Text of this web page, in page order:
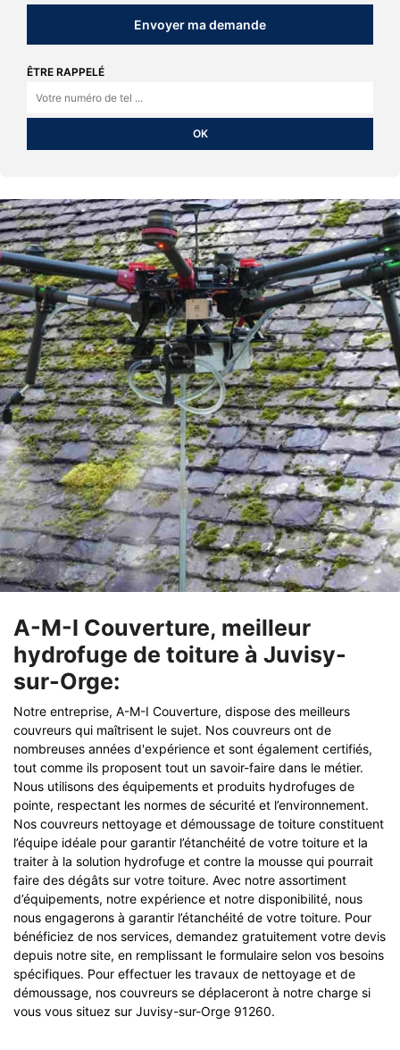
ÊTRE RAPPELÉ
A-M-I Couverture, meilleur
hydrofuge de toiture à Juvisy-
sur-Orge:
Notre entreprise, A-M-I Couverture, dispose des meilleurs
couvreurs qui maîtrisent le sujet. Nos couvreurs ont de
nombreuses années d'expérience et sont également certifiés,
tout comme ils proposent tout un savoir-faire dans le métier.
Nous utilisons des équipements et produits hydrofuges de
pointe, respectant les normes de sécurité et l’environnement.
Nos couvreurs nettoyage et démoussage de toiture constituent
l’équipe idéale pour garantir l’étanchéité de votre toiture et la
traiter à la solution hydrofuge et contre la mousse qui pourrait
faire des dégâts sur votre toiture. Avec notre assortiment
d’équipements, notre expérience et notre disponibilité, nous
nous engagerons à garantir l’étanchéité de votre toiture. Pour
bénéficiez de nos services, demandez gratuitement votre devis
depuis notre site, en remplissant le formulaire selon vos besoins
spécifiques. Pour effectuer les travaux de nettoyage et de
démoussage, nos couvreurs se déplaceront à notre charge si
vous vous situez sur Juvisy-sur-Orge 91260.